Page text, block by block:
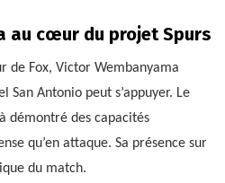
au cœur du projet Spurs
de Fox, Victor Wembanyama
Antonio peut s’appuyer. Le
démontré des capacités
qu’en attaque. Sa présence sur
du match.